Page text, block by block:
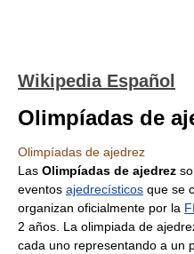
Wikipedia Español
Olimpíadas de
Olimpíadas de ajedrez
Las Olimpíadas de ajedrez
eventos ajedrecísticos que se
organizan oficialmente por la
2 años. La olimpiada de
cada uno representando a un